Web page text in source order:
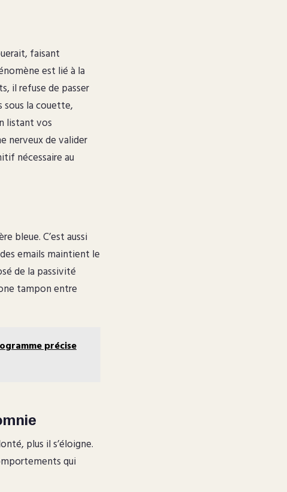
faisant
est lié à la
il refuse de passer
la couette,
listant vos
nerveux de valider
nécessaire au
bleue. C’est aussi
emails maintient le
de la passivité
tampon entre
précise
plus il s’éloigne.
qui